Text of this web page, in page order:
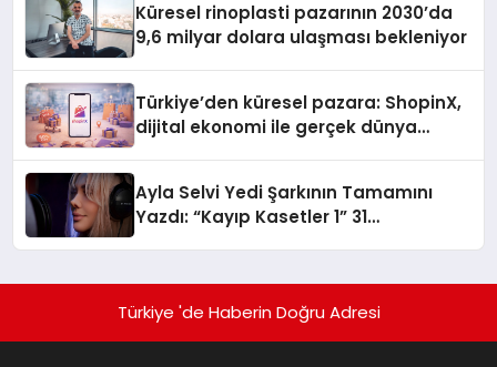
Küresel rinoplasti pazarının 2030’da
9,6 milyar dolara ulaşması bekleniyor
Türkiye’den küresel pazara: ShopinX,
dijital ekonomi ile gerçek dünya
Ayla Selvi Yedi Şarkının Tamamını
Yazdı: “Kayıp Kasetler 1” 31
Türkiye 'de Haberin Doğru Adresi